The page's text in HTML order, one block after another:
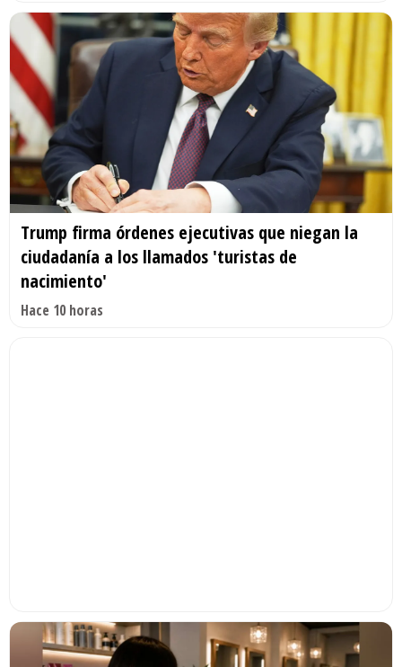
Trump firma órdenes ejecutivas que niegan la
ciudadanía a los llamados 'turistas de
nacimiento'
Hace 10 horas